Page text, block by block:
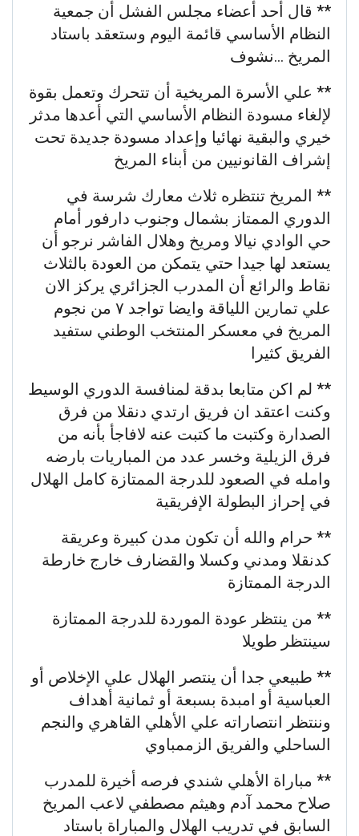
** قال أحد أعضاء مجلس الفشل أن جمعية
النظام الأساسي قائمة اليوم وستعقد باستاد
المريخ …نشوف
** علي الأسرة المريخية أن تتحرك وتعمل بقوة
لإلغاء مسودة النظام الأساسي التي أعدها مدثر
خيري والبقية نهائيا وإعداد مسودة جديدة تحت
إشراف القانونيين من أبناء المريخ
** المريخ تنتظره ثلاث معارك شرسة في
الدوري الممتاز بشمال وجنوب دارفور أمام
حي الوادي نيالا ومريخ وهلال الفاشر نرجو أن
يستعد لها جيدا حتي يتمكن من العودة بالثلاث
نقاط والرائع أن المدرب الجزائري يركز الان
علي تمارين اللياقة وايضا تواجد ٧ من نجوم
المريخ في معسكر المنتخب الوطني ستفيد
الفريق كثيرا
** لم اكن متابعا بدقة لمنافسة الدوري الوسيط
وكنت اعتقد ان فريق ارتدي دنقلا من فرق
الصدارة وكتبت ما كتبت عنه لافاجأ بأنه من
فرق الزيلية وخسر عدد من المباريات بارضه
وامله في الصعود للدرجة الممتازة كامل الهلال
في إحراز البطولة الإفريقية
** حرام والله أن تكون مدن كبيرة وعريقة
كدنقلا ومدني وكسلا والقضارف خارج خارطة
الدرجة الممتازة
** من ينتظر عودة الموردة للدرجة الممتازة
سينتظر طويلا
** طبيعي جدا أن ينتصر الهلال علي الإخلاص أو
العباسية أو امبدة بسبعة أو ثمانية أهداف
وننتظر انتصاراته علي الأهلي القاهري والنجم
الساحلي والفريق الزممباوي
** مباراة الأهلي شندي فرصه أخيرة للمدرب
صلاح محمد آدم وهيثم مصطفي لاعب المريخ
السابق في تدريب الهلال والمباراة باستاد